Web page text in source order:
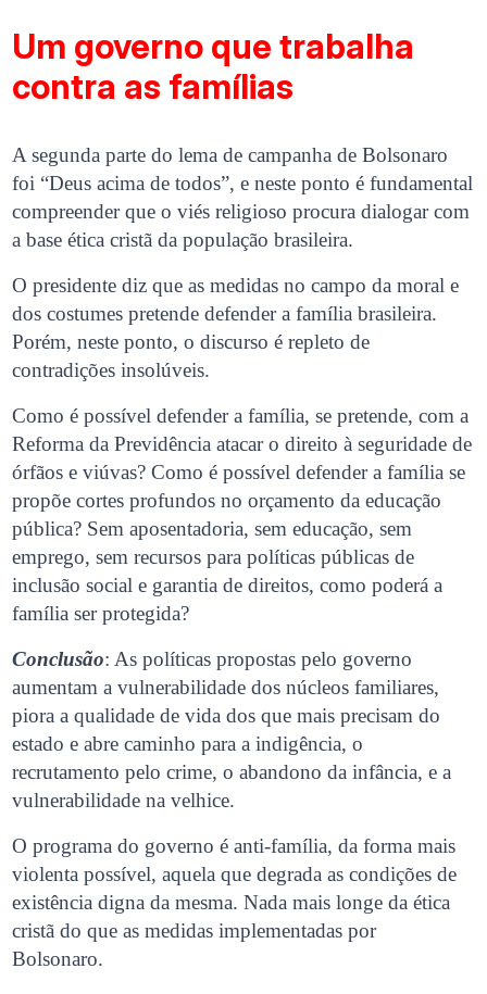
Um governo que trabalha
contra as famílias
A segunda parte do lema de campanha de Bolsonaro
foi “Deus acima de todos”, e neste ponto é fundamental
compreender que o viés religioso procura dialogar com
a base ética cristã da população brasileira.
O presidente diz que as medidas no campo da moral e
dos costumes pretende defender a família brasileira.
Porém, neste ponto, o discurso é repleto de
contradições insolúveis.
Como é possível defender a família, se pretende, com a
Reforma da Previdência atacar o direito à seguridade de
órfãos e viúvas? Como é possível defender a família se
propõe cortes profundos no orçamento da educação
pública? Sem aposentadoria, sem educação, sem
emprego, sem recursos para políticas públicas de
inclusão social e garantia de direitos, como poderá a
família ser protegida?
Conclusão: As políticas propostas pelo governo
aumentam a vulnerabilidade dos núcleos familiares,
piora a qualidade de vida dos que mais precisam do
estado e abre caminho para a indigência, o
recrutamento pelo crime, o abandono da infância, e a
vulnerabilidade na velhice.
O programa do governo é anti-família, da forma mais
violenta possível, aquela que degrada as condições de
existência digna da mesma. Nada mais longe da ética
cristã do que as medidas implementadas por
Bolsonaro.